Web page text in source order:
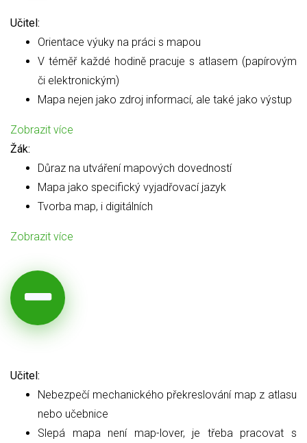
Učitel:
Orientace výuky na práci s mapou
V téměř každé hodině pracuje s atlasem (papírovým
či elektronickým)
Mapa nejen jako zdroj informací, ale také jako výstup
Zobrazit více
Žák:
Důraz na utváření mapových dovedností
Mapa jako specifický vyjadřovací jazyk
Tvorba map, i digitálních
Zobrazit více
Učitel:
Nebezpečí mechanického překreslování map z atlasu
nebo učebnice
Slepá mapa není map-lover, je třeba pracovat s